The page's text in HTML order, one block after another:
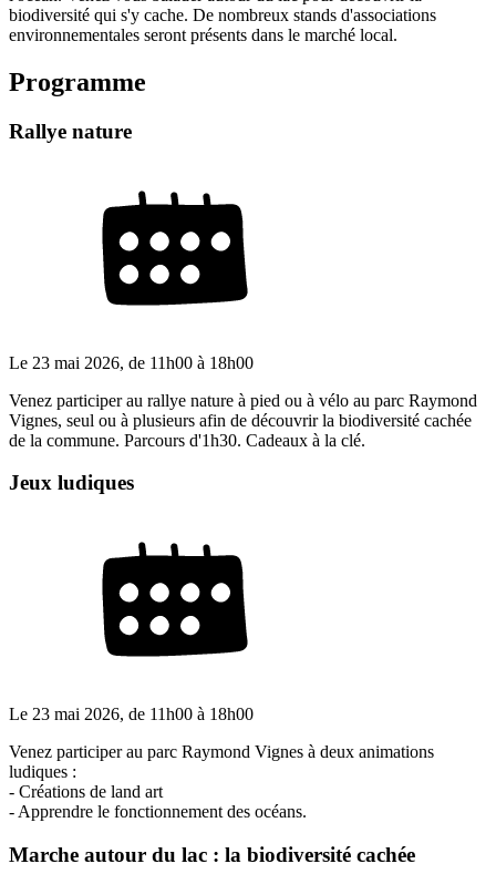
biodiversité qui s'y cache. De nombreux stands d'associations
environnementales seront présents dans le marché local.
Programme
Rallye nature
Le 23 mai 2026, de 11h00 à 18h00
Venez participer au rallye nature à pied ou à vélo au parc Raymond
Vignes, seul ou à plusieurs afin de découvrir la biodiversité cachée
de la commune. Parcours d'1h30. Cadeaux à la clé.
Jeux ludiques
Le 23 mai 2026, de 11h00 à 18h00
Venez participer au parc Raymond Vignes à deux animations
ludiques :
- Créations de land art
- Apprendre le fonctionnement des océans.
Marche autour du lac : la biodiversité cachée